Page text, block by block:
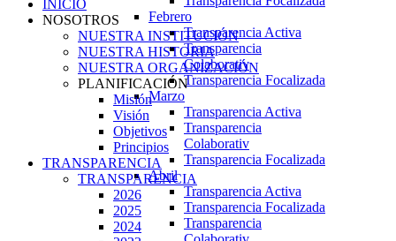
Febrero
Transparencia Activa
Transparencia
Colaborativ
Transparencia Focalizada
Marzo
Transparencia Activa
Transparencia
Colaborativ
Transparencia Focalizada
Abril
Transparencia Activa
Transparencia Focalizada
Transparencia
INICIO
NOSOTROS
NUESTRA INSTITUCIÓN
NUESTRA HISTORIA
NUESTRA ORGANIZACIÓN
PLANIFICACIÓN
Misión
Visión
Objetivos
Principios
TRANSPARENCIA
TRANSPARENCIA
2026
2025
2024